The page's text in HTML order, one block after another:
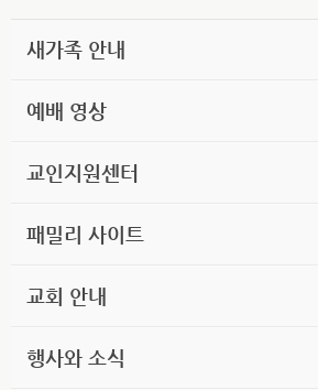
새가족 안내
예배 영상
교인지원센터
패밀리 사이트
교회 안내
행사와 소식